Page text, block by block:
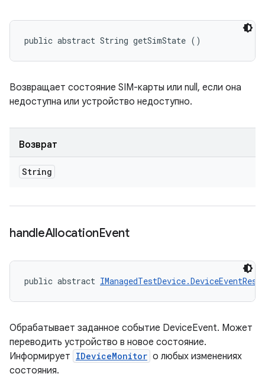
public abstract String getSimState ()
Возвращает состояние SIM-карты или null, если она
недоступна или устройство недоступно.
Возврат
String
handleAllocationEvent
public abstract
Обрабатывает заданное событие DeviceEvent. Может
переводить устройство в новое состояние.
Информирует IDeviceMonitor о любых изменениях
состояния.